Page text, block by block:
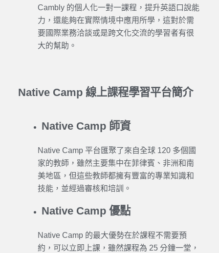
Cambly的個人化一對一課程，提升英語口說能
力，還能夠在實際情境中應用所學，這對於需
要國際業務洽談或是跨文化交流的學習者有很
大的幫助。
Native Camp 線上課程學習平台簡介
Native Camp 師資
Native Camp平台匯聚了來自全球 120 多個國
家的教師，雖然主要集中在菲律賓、非洲和南
美地區，但這些教師都擁有豐富的專業知識和
技能，並經過審核和培訓。
Native Camp 優點
Native Camp的最大優勢在於課程不需要預
約，可以立即上課，雖然課程為 25 分鐘一堂，